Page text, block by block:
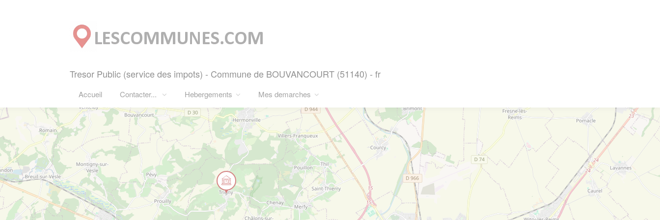
Tresor Public (service des impots) - Commune de BOUVANCOURT (51140) - fr
Accueil Contacter... Hebergements Mes demarches